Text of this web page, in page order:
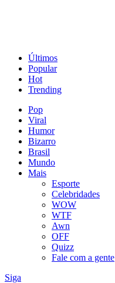
Últimos
Popular
Hot
Trending
Pop
Viral
Humor
Bizarro
Brasil
Mundo
Mais
Esporte
Celebridades
WOW
WTF
Awn
OFF
Quizz
Fale com a gente
Siga